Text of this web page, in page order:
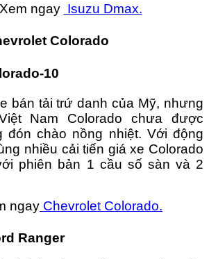
ngay Isuzu Dmax.
Colorado
bán tải trứ danh của Mỹ, nhưng
Nam Colorado chưa được
đón chào nồng nhiệt. Với động
nhiều cải tiến giá xe Colorado
phiên bản 1 cầu số sàn và 2
ngay Chevrolet Colorado.
Ranger